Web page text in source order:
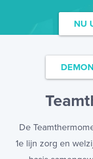
NU
De
1e lijn zorg en